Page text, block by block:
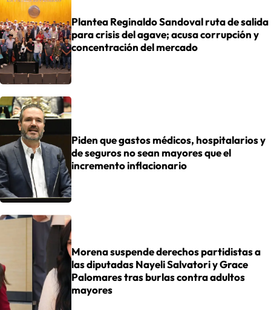
Plantea Reginaldo Sandoval ruta de salida
para crisis del agave; acusa corrupción y
concentración del mercado
Piden que gastos médicos, hospitalarios y
de seguros no sean mayores que el
incremento inflacionario
Morena suspende derechos partidistas a
las diputadas Nayeli Salvatori y Grace
Palomares tras burlas contra adultos
mayores